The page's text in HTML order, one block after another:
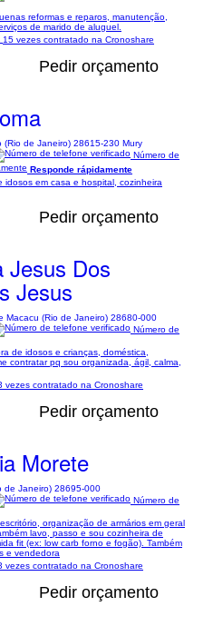
reformas e reparos, manutenção,
de marido de aluguel.
15 vezes contratado na Cronoshare
Pedir orçamento
(Rio de Janeiro) 28615-230 Mury
Número de
Responde rápidamente
em casa e hospital, cozinheira
Pedir orçamento
Jesus Dos
Jesus
Macacu (Rio de Janeiro) 28680-000
Número de
de idosos e crianças, doméstica,
contratar pq sou organizada, ágil, calma,
vezes contratado na Cronoshare
Pedir orçamento
Morete
de Janeiro) 28695-000
Número de
organização de armários em geral
lavo, passo e sou cozinheira de
fit (ex: low carb forno e fogão). Também
e vendedora
vezes contratado na Cronoshare
Pedir orçamento